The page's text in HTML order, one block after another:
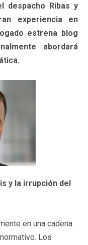
despacho Ribas y
experiencia en
estrena blog
abordará
y la irrupción del
en una cadena
Los